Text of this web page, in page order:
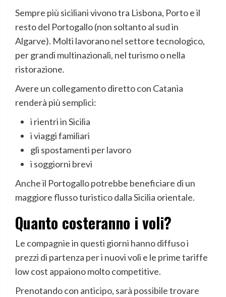
Sempre più siciliani vivono tra Lisbona, Porto e il
resto del Portogallo (non soltanto al sud in
Algarve). Molti lavorano nel settore tecnologico,
per grandi multinazionali, nel turismo o nella
ristorazione.
Avere un collegamento diretto con Catania
renderà più semplici:
i rientri in Sicilia
i viaggi familiari
gli spostamenti per lavoro
i soggiorni brevi
Anche il Portogallo potrebbe beneficiare di un
maggiore flusso turistico dalla Sicilia orientale.
Quanto costeranno i voli?
Le compagnie in questi giorni hanno diffuso i
prezzi di partenza per i nuovi voli e le prime tariffe
low cost appaiono molto competitive.
Prenotando con anticipo, sarà possibile trovare